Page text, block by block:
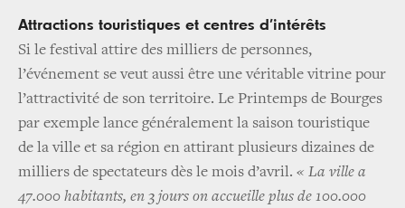
Attractions touristiques et centres d’intérêts
Si le festival attire des milliers de personnes,
l’événement se veut aussi être une véritable vitrine pour
l’attractivité de son territoire. Le Printemps de Bourges
par exemple lance généralement la saison touristique
de la ville et sa région en attirant plusieurs dizaines de
milliers de spectateurs dès le mois d’avril. « La ville a
47.000 habitants, en 3 jours on accueille plus de 100.000